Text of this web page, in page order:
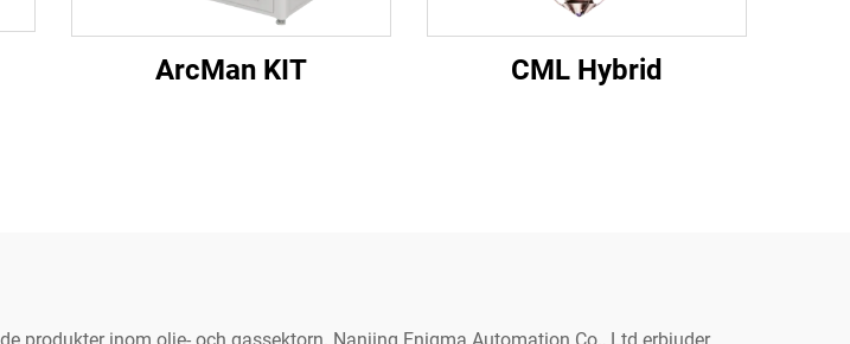
ArcMan KIT CML Hybrid